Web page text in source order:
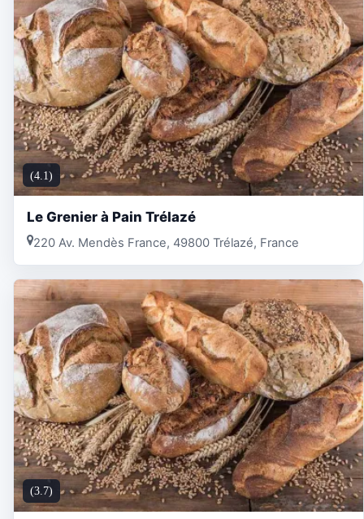
(4.1)
Le Grenier à Pain Trélazé
220 Av. Mendès France, 49800 Trélazé, France
(3.7)